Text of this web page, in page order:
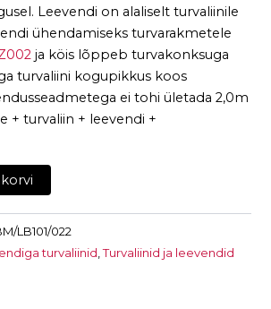
Leevendi on alaliselt turvaliinile
ühendamiseks turvarakmetele
ja köis lõppeb turvakonksuga
turvaliini kogupikkus koos
ei tohi ületada 2,0m
+ turvaliin + leevendi +
korvi
LB101/022
turvaliinid ,Turvaliinid ja leevendid